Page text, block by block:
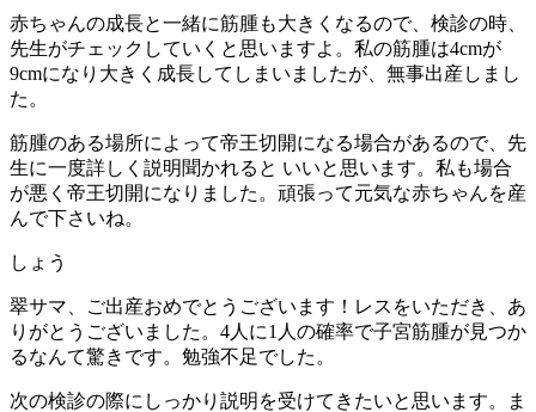
赤ちゃんの成長と一緒に筋腫も大きくなるので、検診の時、
先生がチェックしていくと思いますよ。私の筋腫は4cmが
9cmになり大きく成長してしまいましたが、無事出産しまし
た。
筋腫のある場所によって帝王切開になる場合があるので、先
生に一度詳しく説明聞かれると いいと思います。私も場合
が悪く帝王切開になりました。頑張って元気な赤ちゃんを産
んで下さいね。
しょう
翠サマ、ご出産おめでとうございます！レスをいただき、あ
りがとうございました。4人に1人の確率で子宮筋腫が見つか
るなんて驚きです。勉強不足でした。
次の検診の際にしっかり説明を受けてきたいと思います。ま